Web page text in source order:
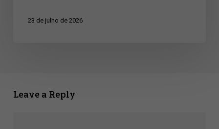
23 de julho de 2026
Leave a Reply